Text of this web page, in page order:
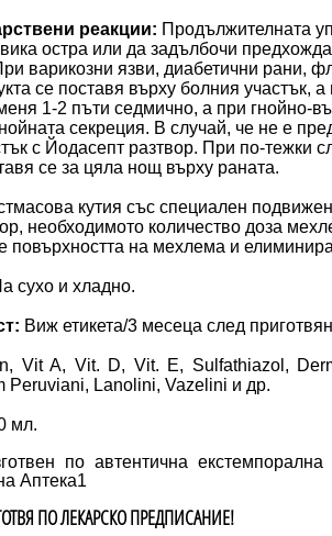
реакции: Продължителната
остра или да задълбочи
варикозни язви, диабетични рани,
се поставя върху болния участък,
1-2 пъти седмично, а при гнойно-
секреция. В случай, че не е
с Йодасепт разтвор. При по-тежки
се за цяла нощ върху раната.
кутия със специален
необходимото количество доза
повърхността на мехлема и
сухо и хладно.
Виж етикета/3 месеца след
Vit A, Vit. D, Vit. E, Sulfathiazol,
Peruviani, Lanolini, Vazelini и др.
мл.
по автентична
Аптека1
ПО ЛЕКАРСКО ПРЕДПИСАНИЕ!